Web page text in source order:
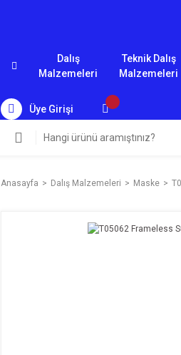
Dalış
Malzemeleri
Teknik Dalış
Malzemeleri
Üye Girişi
Anasayfa Dalış Malzemeleri Maske